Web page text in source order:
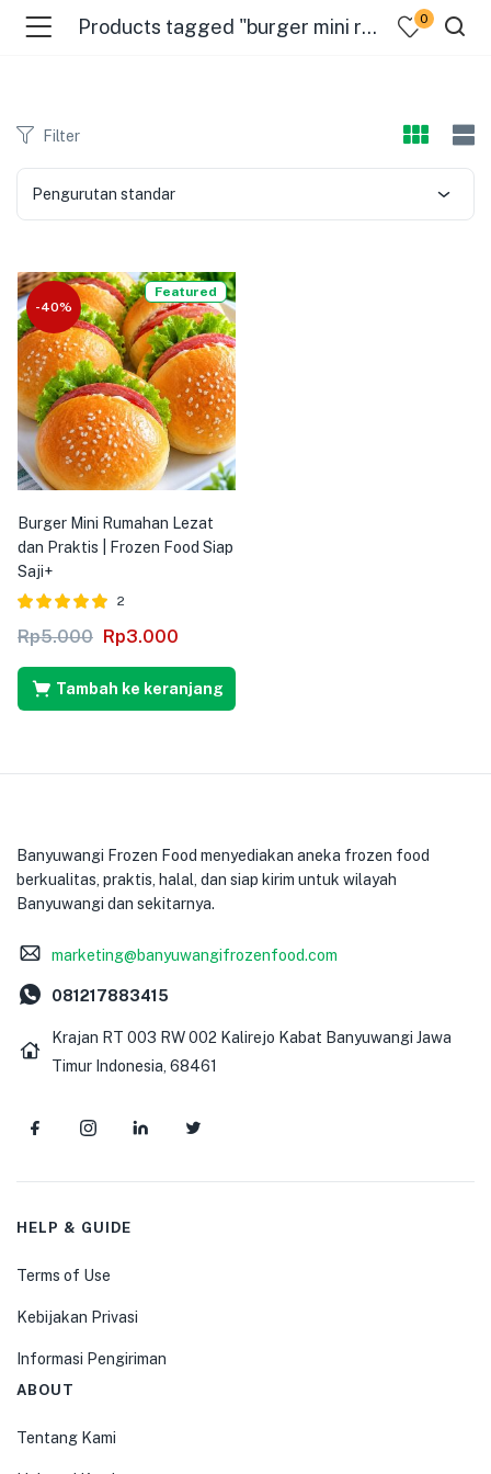
(Pages )
Products tagged "burger mini rumahan" 0
Filter
Pengurutan standar
-40%
Featured
Burger Mini Rumahan Lezat
dan Praktis | Frozen Food Siap
Saji+
5.00
2
Rp5.000 Rp3.000
Tambah ke keranjang
Banyuwangi Frozen Food menyediakan aneka frozen food
berkualitas, praktis, halal, dan siap kirim untuk wilayah
Banyuwangi dan sekitarnya.
marketing@banyuwangifrozenfood.com
081217883415
Krajan RT 003 RW 002 Kalirejo Kabat Banyuwangi Jawa
Timur Indonesia, 68461
HELP & GUIDE
Terms of Use
Kebijakan Privasi
Informasi Pengiriman
ABOUT
Tentang Kami